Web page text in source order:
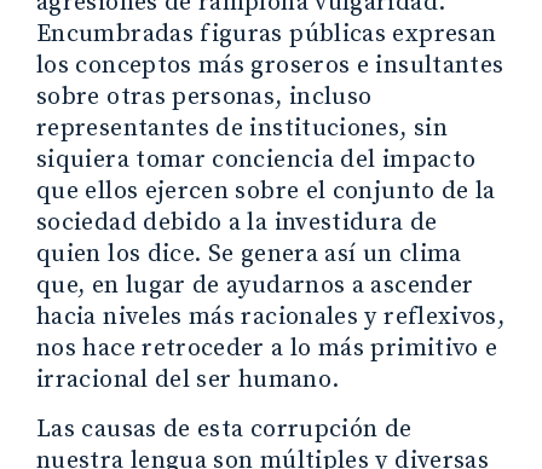
Encumbradas figuras públicas expresan
los conceptos más groseros e insultantes
sobre otras personas, incluso
representantes de instituciones, sin
siquiera tomar conciencia del impacto
que ellos ejercen sobre el conjunto de la
sociedad debido a la investidura de
quien los dice. Se genera así un clima
que, en lugar de ayudarnos a ascender
hacia niveles más racionales y reflexivos,
nos hace retroceder a lo más primitivo e
irracional del ser humano.
Las causas de esta corrupción de
nuestra lengua son múltiples y diversas